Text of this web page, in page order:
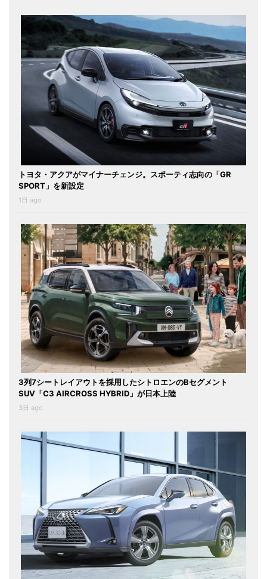
トヨタ・アクアがマイナーチェンジ。スポーティ志向の「GR
SPORT」を新設定
1日 ago
3列7シートレイアウトを採用したシトロエンのBセグメント
SUV「C3 AIRCROSS HYBRID」が日本上陸
3日 ago